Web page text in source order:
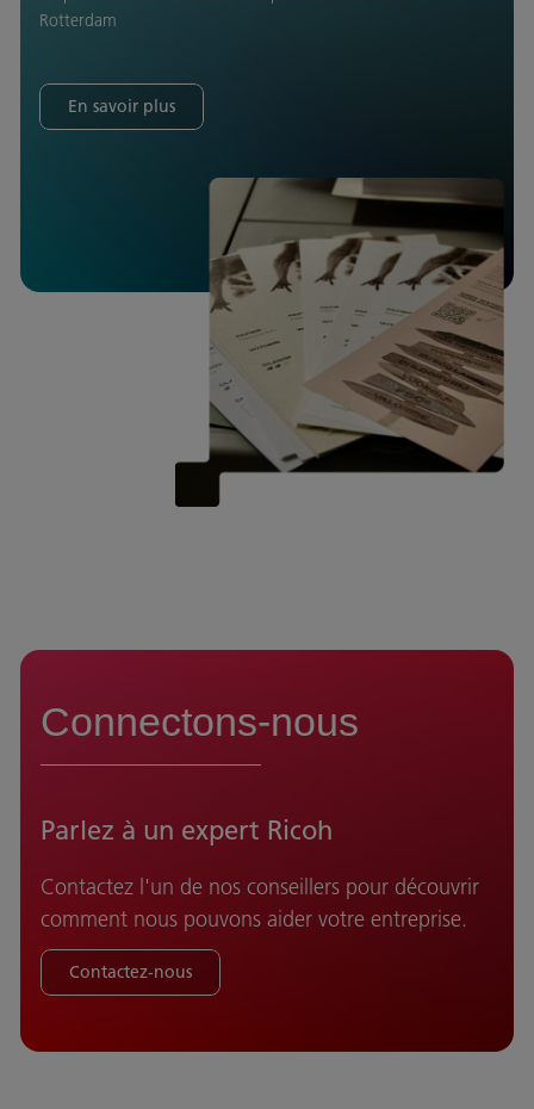
Rotterdam
En savoir plus
Connectons-nous
Parlez à un expert Ricoh
Contactez l'un de nos conseillers pour découvrir
comment nous pouvons aider votre entreprise.
Contactez-nous